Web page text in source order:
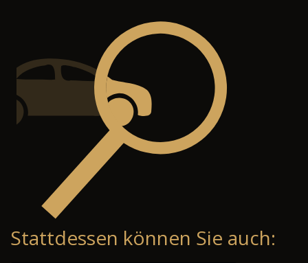
Stattdessen können Sie auch: